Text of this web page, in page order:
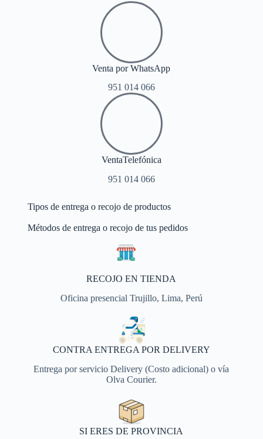
Venta por WhatsApp
951 014 066
VentaTelefónica
951 014 066
Tipos de entrega o recojo de productos
Métodos de entrega o recojo de tus pedidos
RECOJO EN TIENDA
Oficina presencial Trujillo, Lima, Perú
CONTRA ENTREGA POR DELIVERY
Entrega por servicio Delivery (Costo adicional) o vía
Olva Courier.
SI ERES DE PROVINCIA